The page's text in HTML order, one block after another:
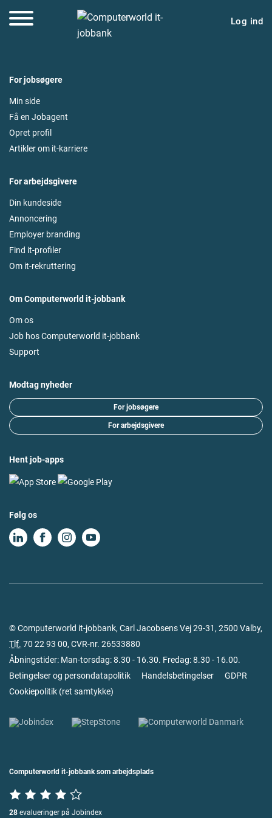
Log ind
For jobsøgere
Min side
Få en Jobagent
Opret profil
Artikler om it-karriere
For arbejdsgivere
Din kundeside
Annoncering
Employer branding
Find it-profiler
Om it-rekruttering
Om Computerworld it-jobbank
Om os
Job hos Computerworld it-jobbank
Support
Modtag nyheder
For jobsøgere
For arbejdsgivere
Hent job-apps
Følg os
© Computerworld it-jobbank, Carl Jacobsens Vej 29-31, 2500 Valby,
Tlf. 70 22 93 00, CVR-nr. 26533880
Åbningstider: Man-torsdag: 8.30 - 16.30. Fredag: 8.30 - 16.00.
Betingelser og persondatapolitik
Handelsbetingelser
GDPR
Cookiepolitik (ret samtykke)
Computerworld it-jobbank som arbejdsplads
28 evalueringer på Jobindex